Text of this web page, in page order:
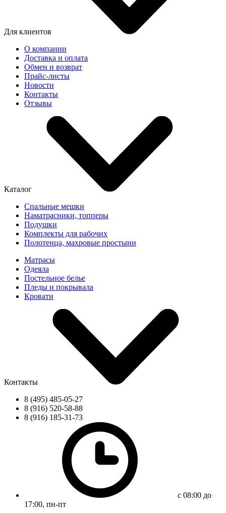
Для клиентов
О компании
Доставка и оплата
Обмен и возврат
Прайс-листы
Новости
Контакты
Отзывы
Каталог
Спальные мешки
Наматрасники, топперы
Подушки
Комплекты для рабочих
Полотенца, махровые простыни
Матрасы
Одеяла
Постельное белье
Пледы и покрывала
Кровати
Контакты
8 (495) 485-05-27
8 (916) 520-58-88
8 (916) 185-31-73
с 08:00 до
17:00, пн-пт